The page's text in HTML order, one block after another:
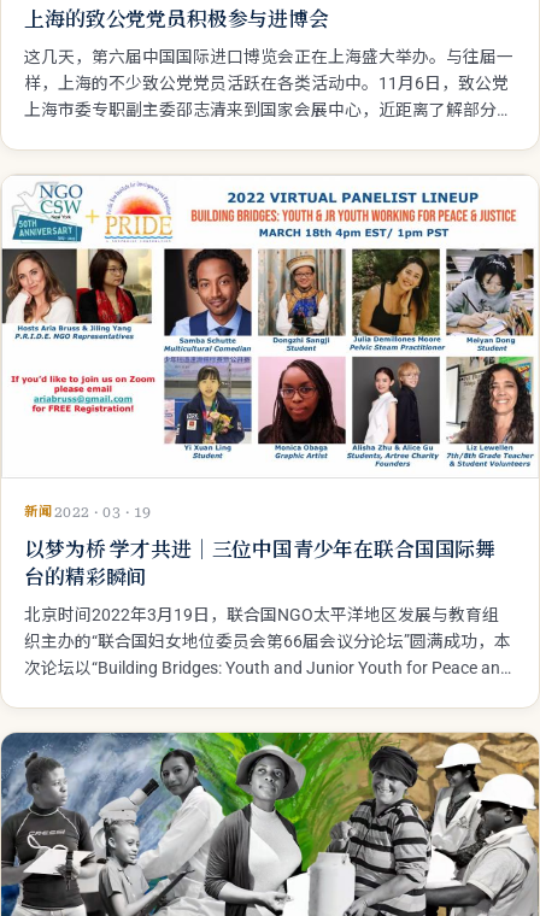
上海的致公党党员积极参与进博会
这几天，第六届中国国际进口博览会正在上海盛大举办。与往届一
样，上海的不少致公党党员活跃在各类活动中。11月6日，致公党
上海市委专职副主委邵志清来到国家会展中心，近距离了解部分党
涛，仔细
新闻 2022 · 03 · 19
以梦为桥 学才共进｜三位中国青少年在联合国国际舞
台的精彩瞬间
北京时间2022年3月19日，联合国NGO太平洋地区发展与教育组
织主办的“联合国妇女地位委员会第66届会议分论坛”圆满成功，本
次论坛以“Building Bridges: Youth and Junior Youth for Peace and